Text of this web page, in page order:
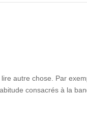
autre chose. Par
consacrés à la